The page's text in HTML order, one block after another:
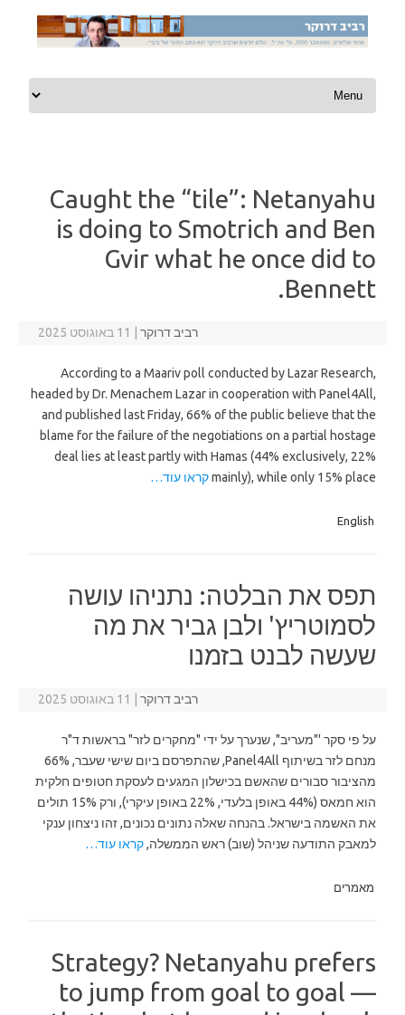
Skip to content
Caught the “tile”: Netanyahu
is doing to Smotrich and Ben
Gvir what he once did to
Bennett.
רביב דרוקר 11 באוגוסט 2025
According to a Maariv poll conducted by Lazar Research,
headed by Dr. Menachem Lazar in cooperation with Panel4All,
and published last Friday, 66% of the public believe that the
blame for the failure of the negotiations on a partial hostage
deal lies at least partly with Hamas (44% exclusively, 22%
mainly), while only 15% placeקראו עוד…
English
תפס את הבלטה: נתניהו עושה
לסמוטריץ' ולבן גביר את מה
שעשה לבנט בזמנו
רביב דרוקר 11 באוגוסט 2025
על פי סקר '"מעריב", שנערך על ידי "מחקרים לזר" בראשות ד"ר
מנחם לזר בשיתוף Panel4All, שהתפרסם ביום שישי שעבר, 66%
מהציבור סבורים שהאשם בכישלון המגעים לעסקת חטופים חלקית
הוא חמאס (44% באופן בלעדי, 22% באופן עיקרי), ורק 15% תולים
את האשמה בישראל. בהנחה שאלה נתונים נכונים, זהו ניצחון ענקי
למאבק התודעה שניהל (שוב) ראש הממשלה,קראו עוד…
מאמרים
Strategy? Netanyahu prefers
to jump from goal to goal —